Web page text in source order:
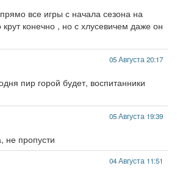
все игры с начала сезона на
конечно , но с хлусевичем даже он
05 Августа 20:17
пир горой будет, воспитанники
05 Августа 19:39
не пропусти
04 Августа 11:51